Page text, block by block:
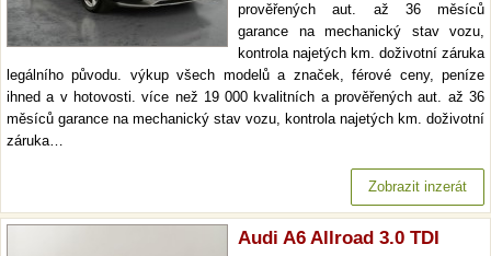
prověřených aut. až 36 měsíců
garance na mechanický stav vozu,
kontrola najetých km. doživotní záruka
legálního původu. výkup všech modelů a značek, férové ceny, peníze
ihned a v hotovosti. více než 19 000 kvalitních a prověřených aut. až 36
měsíců garance na mechanický stav vozu, kontrola najetých km. doživotní
záruka…
Zobrazit inzerát
Audi A6 Allroad 3.0 TDI